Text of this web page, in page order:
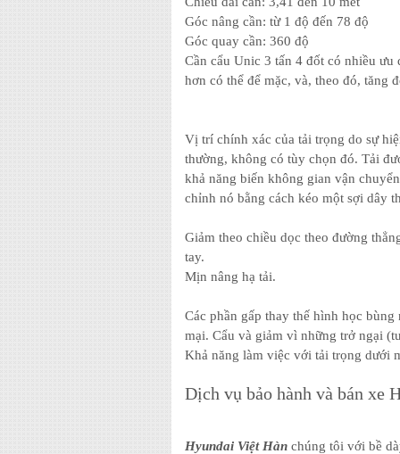
Góc nâng cần: từ 1 độ đến 78 độ
Góc quay cần: 360 độ
Cần cẩu Unic 3 tấn 4 đốt có nhiều
hơn có thể để mặc, và, theo đó, tăng
Vị trí chính xác của tải trọng do sự
thường, không có tùy chọn đó. Tải
khả năng biến không gian vận
chỉnh nó bằng cách kéo một sợi dây
Giảm theo chiều dọc theo đường
tay.
Mịn nâng hạ tải.
Các phần gấp thay thế hình học
mại. Cẩu và giảm vì những trở ngại
Khả năng làm việc với tải trọng dưới
Dịch vụ bảo hành và bán xe
Hyundai Việt Hàn chúng tôi với bề